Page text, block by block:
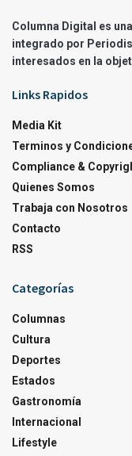
Columna Digital es
integrado por
interesados en la
Links Rapidos
Media Kit
Terminos y
Compliance &
Quienes Somos
Trabaja con Nosotros
Contacto
RSS
Categorías
Columnas
Cultura
Deportes
Estados
Gastronomía
Internacional
Lifestyle